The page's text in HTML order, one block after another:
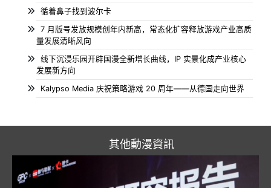
循着鼻子找到波尔卡
7 月版号发放规模创年内新高，常态化扩容释放游戏产业高质
量发展清晰风向
线下沉浸乐园开辟国漫全新增长曲线，IP 实景化成产业核心
发展新方向
Kalypso Media 庆祝策略游戏 20 周年——从德国走向世界
其他動漫資訊